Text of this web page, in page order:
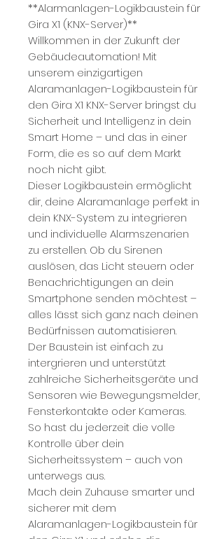
**Alarmanlagen-Logikbaustein für
Gira X1 (KNX-Server)**
Willkommen in der Zukunft der
Gebäudeautomation! Mit
unserem einzigartigen
Alaramanlagen-Logikbaustein für
den Gira X1 KNX-Server bringst du
Sicherheit und Intelligenz in dein
Smart Home – und das in einer
Form, die es so auf dem Markt
noch nicht gibt.
Dieser Logikbaustein ermöglicht
dir, deine Alaramanlage perfekt in
dein KNX-System zu integrieren
und individuelle Alarmszenarien
zu erstellen. Ob du Sirenen
auslösen, das Licht steuern oder
Benachrichtigungen an dein
Smartphone senden möchtest –
alles lässt sich ganz nach deinen
Bedürfnissen automatisieren.
Der Baustein ist einfach zu
intergrieren und unterstützt
zahlreiche Sicherheitsgeräte und
Sensoren wie Bewegungsmelder,
Fensterkontakte oder Kameras.
So hast du jederzeit die volle
Kontrolle über dein
Sicherheitssystem – auch von
unterwegs aus.
Mach dein Zuhause smarter und
sicherer mit dem
Alaramanlagen-Logikbaustein für